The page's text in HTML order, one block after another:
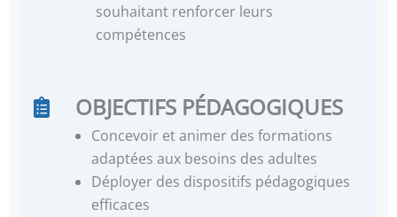
souhaitant renforcer leurs
compétences
OBJECTIFS PÉDAGOGIQUES
Concevoir et animer des formations
adaptées aux besoins des adultes
Déployer des dispositifs pédagogiques
efficaces